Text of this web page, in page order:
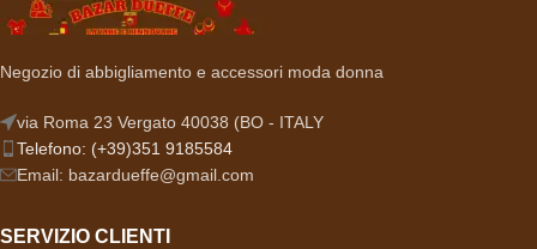
Negozio di abbigliamento e accessori moda donna
via Roma 23 Vergato 40038 (BO - ITALY
Telefono: (+39)351 9185584
Email: bazardueffe@gmail.com
SERVIZIO CLIENTI